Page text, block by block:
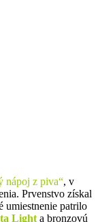
nápoj z piva“, v
Prvenstvo získal
umiestnenie patrilo
Light a bronzovú